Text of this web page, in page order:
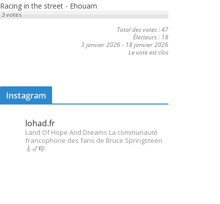
Racing in the street - Ehouarn
3votes
Total des votes : 47
Électeurs : 18
3 janvier 2026- 18 janvier 2026
Le vote est clos
Instagram
lohad.fr
Land Of Hope And Dreams La communauté
francophone des fans de Bruce Springsteen
🎸🎷🎼